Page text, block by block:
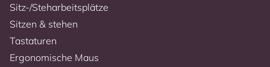
Sitz-/Steharbeitsplätze
Sitzen & stehen
Tastaturen
Ergonomische Maus